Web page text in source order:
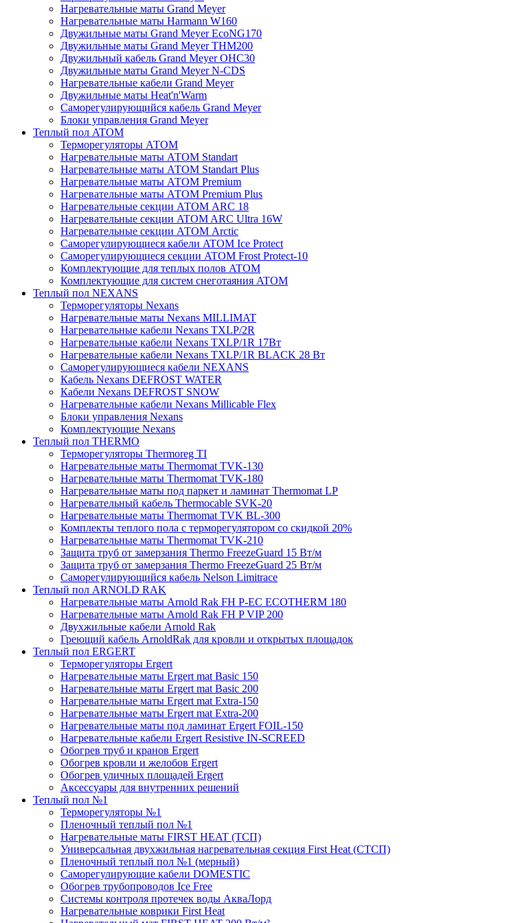
Нагревательные маты Grand Meyer
Нагревательные маты Harmann W160
Двужильные маты Grand Meyer EcoNG170
Двужильные маты Grand Meyer THM200
Двужильный кабель Grand Meyer OHC30
Двужильные маты Grand Meyer N-CDS
Нагревательные кабели Grand Meyer
Двужильные маты Heat'n'Warm
Саморегулирующийся кабель Grand Meyer
Блоки управления Grand Meyer
Теплый пол ATOM
Терморегуляторы АТОМ
Нагревательные маты АТОМ Standart
Нагревательные маты АТОМ Standart Plus
Нагревательные маты АТОМ Premium
Нагревательные маты АТОМ Premium Plus
Нагревательные секции АТОМ ARC 18
Нагревательные секции ATOM ARC Ultra 16W
Нагревательные секции АТОМ Arctic
Саморегулирующиеся кабели ATOM Ice Protect
Саморегулирующиеся секции ATOM Frost Protect-10
Комплектующие для теплых полов ATOM
Комплектующие для систем снеготаяния ATOM
Теплый пол NEXANS
Терморегуляторы Nexans
Нагревательные маты Nexans MILLIMAT
Нагревательные кабели Nexans TXLP/2R
Нагревательные кабели Nexans TXLP/1R 17Вт
Нагревательные кабели Nexans TXLP/1R BLACK 28 Вт
Саморегулирующиеся кабели NEXANS
Кабель Nexans DEFROST WATER
Кабели Nexans DEFROST SNOW
Нагревательные кабели Nexans Millicable Flex
Блоки управления Nexans
Комплектующие Nexans
Теплый пол THERMO
Терморегуляторы Thermoreg TI
Нагревательные маты Thermomat TVK-130
Нагревательные маты Thermomat TVK-180
Нагревательные маты под паркет и ламинат Thermomat LP
Нагревательный кабель Thermocable SVK-20
Нагревательные маты Thermomat TVK BL-300
Комплекты теплого пола с терморегулятором со скидкой 20%
Нагревательные маты Thermomat TVK-210
Защита труб от замерзания Thermo FreezeGuard 15 Вт/м
Защита труб от замерзания Thermo FreezeGuard 25 Вт/м
Саморегулирующийся кабель Nelson Limitrace
Теплый пол ARNOLD RAK
Нагревательные маты Arnold Rak FH P-EC ECOTHERM 180
Нагревательные маты Arnold Rak FH P VIP 200
Двухжильные кабели Arnold Rak
Греющий кабель ArnoldRak для кровли и открытых площадок
Теплый пол ERGERT
Терморегуляторы Ergert
Нагревательные маты Ergert mat Basic 150
Нагревательные маты Ergert mat Basic 200
Нагревательные маты Ergert mat Extra-150
Нагревательные маты Ergert mat Extra-200
Нагревательные маты под ламинат Ergert FOIL-150
Нагревательные кабели Ergert Resistive IN-SCREED
Обогрев труб и кранов Ergert
Обогрев кровли и желобов Ergert
Обогрев уличных площадей Ergert
Аксессуары для внутренних решений
Теплый пол №1
Терморегуляторы №1
Пленочный теплый пол №1
Нагревательные маты FIRST HEAT (ТСП)
Универсальная двухжильная нагревательная секция First Heat (СТСП)
Пленочный теплый пол №1 (мерный)
Саморегулирующие кабели DOMESTIC
Обогрев трубопроводов Ice Free
Системы контроля протечек воды АкваЛорд
Нагревательные коврики First Heat